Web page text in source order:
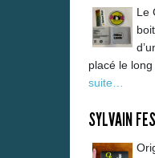
Le
placé le
suite…
SYLVAIN